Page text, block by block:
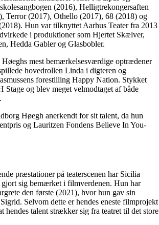
(2016), Helligtrekongersaften
Terror (2017), Othello (2017), 68 (2018) og
Hun var tilknyttet Aarhus Teater fra 2013
i produktioner som Hjertet Skælver,
Hedda Gabler og Glasbobler.
mest bemærkelsesværdige optrædener
hovedrollen Linda i digteren og
forestilling Happy Nation. Stykket
Stage og blev meget velmodtaget af både
Høegh anerkendt for sit talent, da hun
og Lauritzen Fondens Believe In You-
præstationer på teaterscenen har Sicilia
sig bemærket i filmverdenen. Hun har
den første (2021), hvor hun gav sin
Selvom dette er hendes eneste filmprojekt
hendes talent strækker sig fra teatret til det store